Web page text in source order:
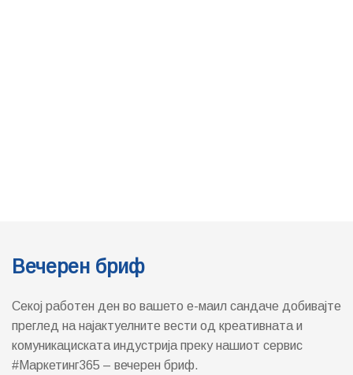
Вечерен бриф
Секој работен ден во вашето е-маил сандаче добивајте
преглед на најактуелните вести од креативната и
комуникациската индустрија преку нашиот сервис
#Маркетинг365 – вечерен бриф.